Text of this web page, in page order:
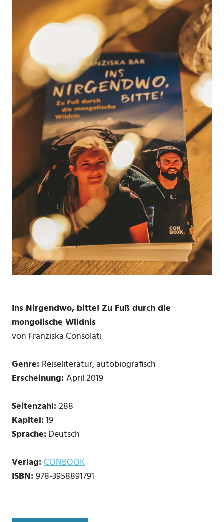
Ins Nirgendwo, bitte! Zu Fuß durch die
mongolische Wildnis
von Franziska Consolati
Genre: Reiseliteratur, autobiografisch
Erscheinung:April 2019
Seitenzahl:288
Kapitel:19
Sprache:Deutsch
Verlag:CONBOOK
ISBN: ‎978-3958891791